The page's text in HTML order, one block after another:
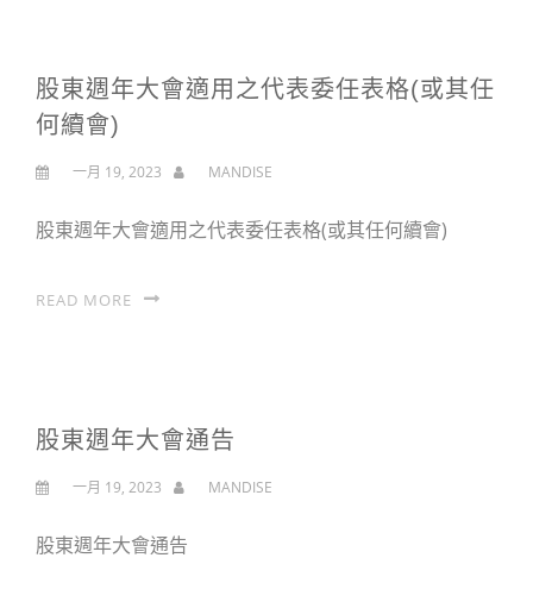
股東週年大會適用之代表委任表格(或其任
何續會)
一月 19, 2023 MANDISE
股東週年大會適用之代表委任表格(或其任何續會)
READ MORE
股東週年大會通告
一月 19, 2023 MANDISE
股東週年大會通告